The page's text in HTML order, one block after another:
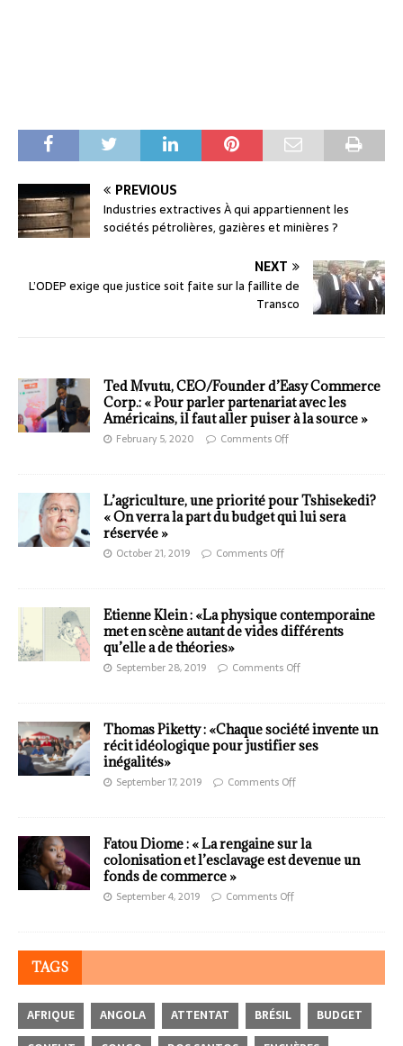
PREVIOUS
Industries extractives À qui appartiennent les
sociétés pétrolières, gazières et minières ?
NEXT
L’ODEP exige que justice soit faite sur la faillite de
Transco
Ted Mvutu, CEO/Founder d’Easy Commerce
Corp.: « Pour parler partenariat avec les
Américains, il faut aller puiser à la source »
February 5, 2020 Comments Off
L’agriculture, une priorité pour Tshisekedi?
« On verra la part du budget qui lui sera
réservée »
October 21, 2019 Comments Off
Etienne Klein : «La physique contemporaine
met en scène autant de vides différents
qu’elle a de théories»
September 28, 2019 Comments Off
Thomas Piketty : «Chaque société invente un
récit idéologique pour justifier ses
inégalités»
September 17, 2019 Comments Off
Fatou Diome : « La rengaine sur la
colonisation et l’esclavage est devenue un
fonds de commerce »
September 4, 2019 Comments Off
TAGS
AFRIQUE ANGOLA ATTENTAT BRÉSIL
BUDGET